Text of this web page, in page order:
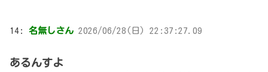
14: 名無しさん 2026/06/28(日) 22:37:27.09
あるんすよ